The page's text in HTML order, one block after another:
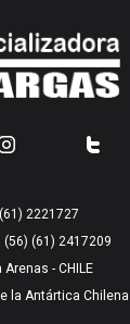
2221727
(56) (61) 2417209
Arenas - CHILE
la Antártica Chilena